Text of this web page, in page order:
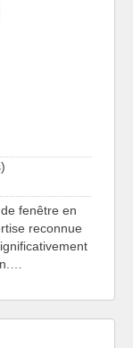
fenêtre en
reconnue